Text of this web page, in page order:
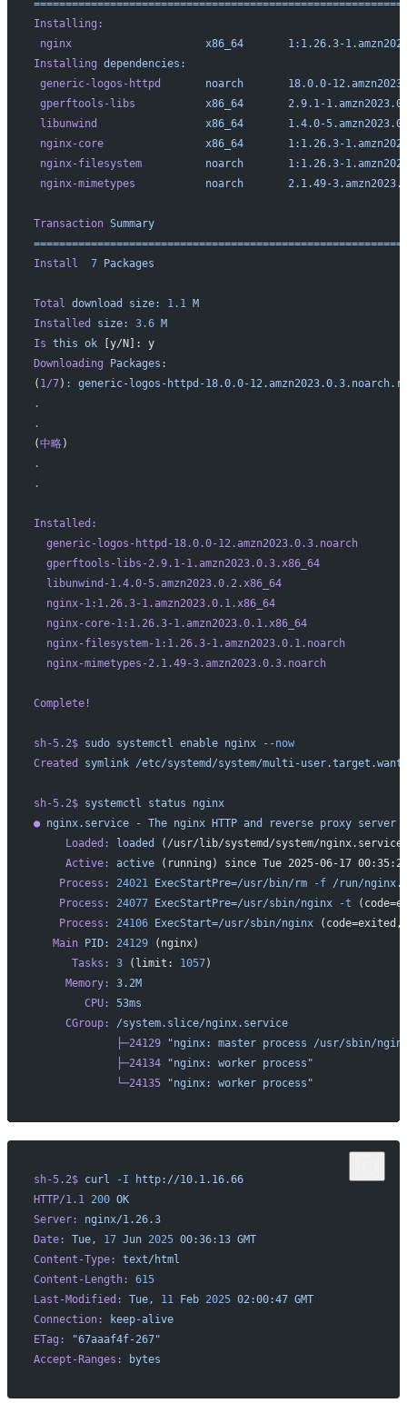
Installing:
nginx
                     x86_64
1:1.26.3-
Installing dependencies:
generic-logos-httpd
       noarch
18.0.0-
gperftools-libs
           x86_64
2.9.1-
libunwind
                 x86_64
1.4.0-
nginx-core
                x86_64
1:1.26.3-
nginx-filesystem
          noarch
1:1.26.3-
nginx-mimetypes
           noarch
2.1.49-
Transaction Summary
Install
  7
Packages
Total download size: 1.1
M
Installed
size: 3.6 M
Is this ok [y/N]: y
Downloading Packages:
( 1/7) :
generic-logos-httpd-18.0.0-
.
.
(中略)
.
.
Installed:
  generic-logos-httpd-18.0.0-12.amzn2023.0.3.noarch
  gperftools-libs-2.9.1-1.amzn2023.0.3.x86_64
  libunwind-1.4.0-5.amzn2023.0.2.x86_64
  nginx-1:1.26.3-1.amzn2023.0.1.x86_64
  nginx-core-1:1.26.3-1.amzn2023.0.1.x86_64
  nginx-filesystem-1:1.26.3-1.amzn2023.0.1.noarch
  nginx-mimetypes-2.1.49-3.amzn2023.0.3.noarch
Complete!
sh-5.2$ sudo systemctl enable nginx --now
Created
symlink /etc/systemd/system/multi-
sh-5.2$ systemctl status nginx
● nginx.service - The nginx HTTP and reverse proxy server
     Loaded:
loaded
(/usr/lib/systemd/system/
     Active:
active (running) since Tue 2025-06-17
    Process:
24021 ExecStartPre=/usr/bin/rm -f /run/
    Process:
24077 ExecStartPre=/usr/sbin/nginx -t
    Process:
24106 ExecStart=/usr/sbin/nginx
   Main
PID: 24129 (nginx)
      Tasks:
3 (limit: 1057)
     Memory:
3.2M
        CPU:
53ms
     CGroup:
/system.slice/nginx.service
             ├─24129
"nginx: master process /usr/sbin/
             ├─24134
"nginx: worker process"
             └─24135
"nginx: worker process"
sh-5.2$ curl -I http://10.1.16.66
HTTP/1.1 200 OK
Server:
nginx/1.26.3
Date:
Tue, 17 Jun 2025 00:36:13 GMT
Content-Type:
text/html
Content-Length:
615
Last-Modified:
Tue, 11 Feb 2025 02:00:47 GMT
Connection:
keep-alive
ETag:
"67aaaf4f-267"
Accept-Ranges:
bytes